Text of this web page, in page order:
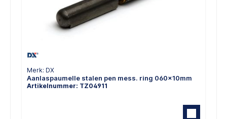
Merk: DX
Aanlaspaumelle stalen pen mess. ring 060x10mm
Artikelnummer: TZ04911